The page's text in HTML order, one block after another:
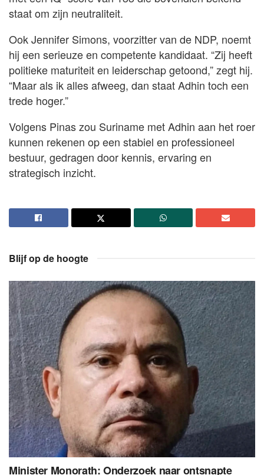
staat om zijn neutraliteit.
Ook Jennifer Simons, voorzitter van de NDP, noemt
hij een serieuze en competente kandidaat. “Zij heeft
politieke maturiteit en leiderschap getoond,” zegt hij.
“Maar als ik alles afweeg, dan staat Adhin toch een
trede hoger.”
Volgens Pinas zou Suriname met Adhin aan het roer
kunnen rekenen op een stabiel en professioneel
bestuur, gedragen door kennis, ervaring en
strategisch inzicht.
Blijf op de hoogte
Minister Monorath: Onderzoek naar ontsnapte